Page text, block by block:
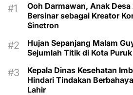
Ooh Darmawan, Anak
Bersinar sebagai Kreator
Sinetron
Hujan Sepanjang Malam
Sejumlah Titik di Kota
Kepala Dinas Kesehatan
Hindari Tindakan
Lahir